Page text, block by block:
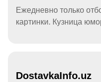
Ежедневно только
картинки. Кузница
DostavkaInfo.uz